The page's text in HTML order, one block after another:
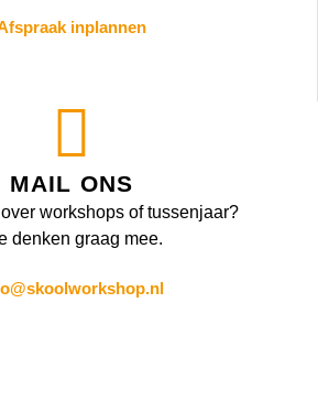
inplannen
MAIL ONS
workshops of tussenjaar?
denken graag mee.